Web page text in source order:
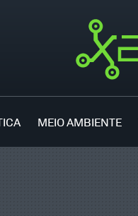
MEIO AMBIENTE